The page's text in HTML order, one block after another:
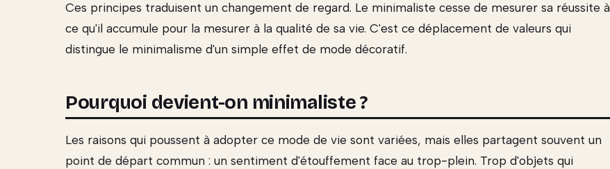
Ces principes traduisent un changement de regard. Le minimaliste cesse de mesurer sa réussite à
ce qu'il accumule pour la mesurer à la qualité de sa vie. C'est ce déplacement de valeurs qui
distingue le minimalisme d'un simple effet de mode décoratif.
Pourquoi devient-on minimaliste ?
Les raisons qui poussent à adopter ce mode de vie sont variées, mais elles partagent souvent un
point de départ commun : un sentiment d'étouffement face au trop-plein. Trop d'objets qui